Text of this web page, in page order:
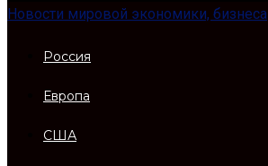
Новости мировой экономики, бизнеса
Россия
Европа
США